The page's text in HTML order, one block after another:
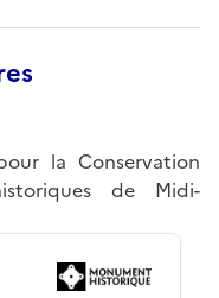
la Conservation
de Midi-